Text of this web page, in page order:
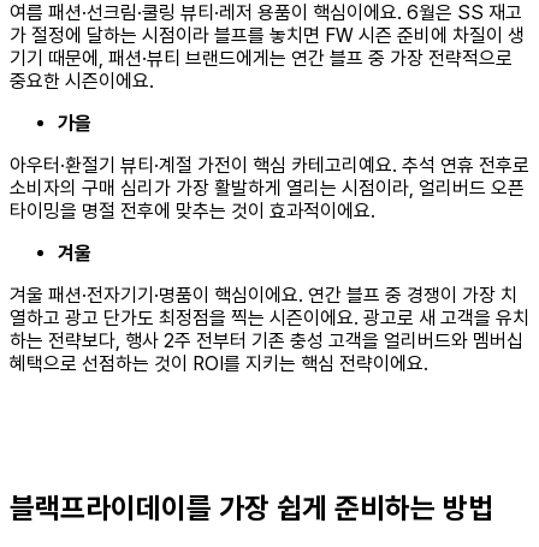
여름 패션·선크림·쿨링 뷰티·레저 용품이 핵심이에요. 6월은 SS 재고
가 절정에 달하는 시점이라 블프를 놓치면 FW 시즌 준비에 차질이 생
기기 때문에, 패션·뷰티 브랜드에게는 연간 블프 중 가장 전략적으로
중요한 시즌이에요.
가을
아우터·환절기 뷰티·계절 가전이 핵심 카테고리예요. 추석 연휴 전후로
소비자의 구매 심리가 가장 활발하게 열리는 시점이라, 얼리버드 오픈
타이밍을 명절 전후에 맞추는 것이 효과적이에요.
겨울
겨울 패션·전자기기·명품이 핵심이에요. 연간 블프 중 경쟁이 가장 치
열하고 광고 단가도 최정점을 찍는 시즌이에요. 광고로 새 고객을 유치
하는 전략보다, 행사 2주 전부터 기존 충성 고객을 얼리버드와 멤버십
혜택으로 선점하는 것이 ROI를 지키는 핵심 전략이에요.
블랙프라이데이를 가장 쉽게 준비하는 방법